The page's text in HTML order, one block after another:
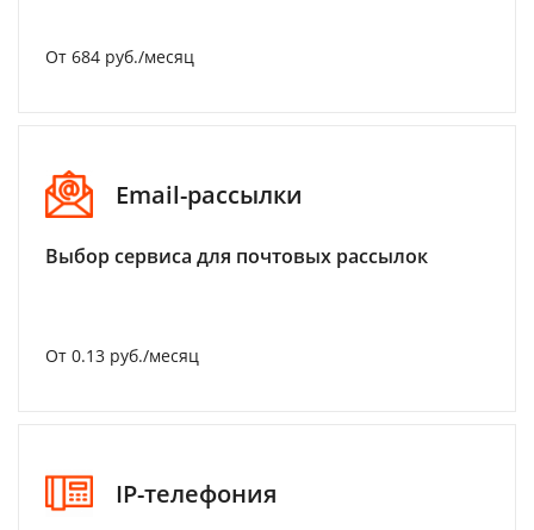
От 684 руб./месяц
Email-рассылки
Выбор сервиса для почтовых рассылок
От 0.13 руб./месяц
IP-телефония